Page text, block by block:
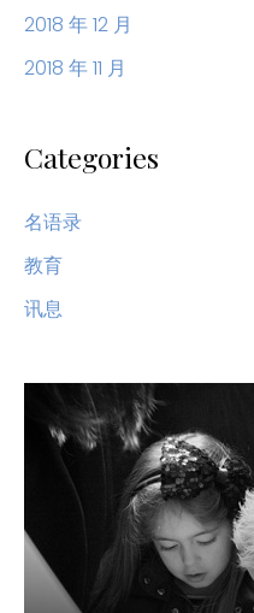
2018 年 12 月
2018 年 11 月
Categories
名语录
教育
讯息